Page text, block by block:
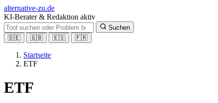
alternative-zu.de
KI-Berater & Redaktion aktiv
Suchen
🇩🇪
🇬🇧 🇪🇸 🇫🇷
Startseite
ETF
ETF